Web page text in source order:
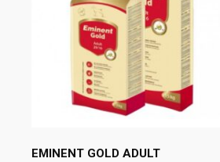
EMINENT GOLD ADULT